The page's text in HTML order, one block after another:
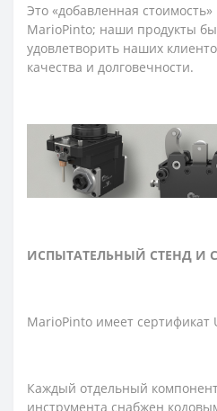
Это «добавленная
MarioPinto; наши продукты
удовлетворить наших
качества и долговечности.
ИСПЫТАТЕЛЬНЫЙ СТЕНД И
MarioPinto имеет сертификат
Каждый отдельный
инструмента снабжен